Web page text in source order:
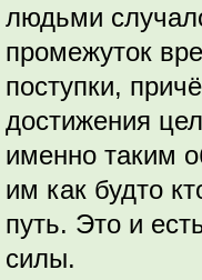
людьми
промежуток
поступки,
достижения
именно таким
им как будто
путь. Это и
силы.